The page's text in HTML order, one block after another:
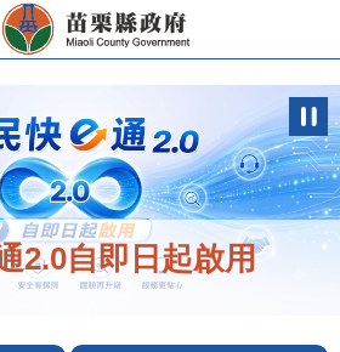
2.0自即日起啟用